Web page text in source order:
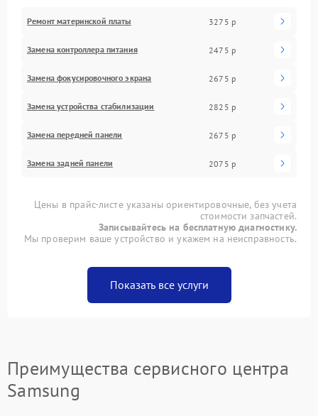
Ремонт материнской платы 3275 р
Замена контроллера питания 2475 р
Замена фокусировочного экрана 2675 р
Замена устройства стабилизации 2825 р
Замена передней панели 2675 р
Замена задней панели 2075 р
Цены в прайс-листе указаны ориентировочные, без учета
стоимости запчастей.
Записывайтесь на бесплатную диагностику.
Мы проверим ваше устройство и укажем на неисправность.
Показать все услуги
Преимущества сервисного центра
Samsung